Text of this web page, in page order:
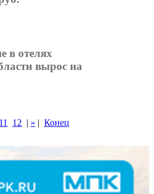
в отелях
вырос на
11 12 | » | Конец